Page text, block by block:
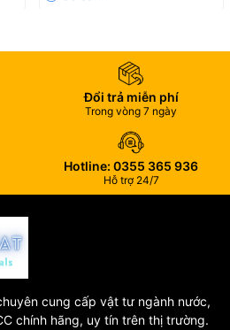
hiện được phân phối chính hãng
Hữu Tiến, Đồng Văn, Duy Tiên,
Đổi trả miễn phí
Trong vòng 7 ngày
Hotline: 0355 365 936
Hỗ trợ 24/7
cung cấp vật tư ngành nước,
chính hãng, uy tín trên thị trường.